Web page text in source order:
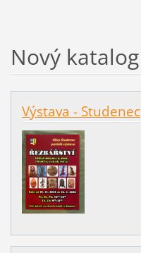
Nový katalog
Výstava - Studenec